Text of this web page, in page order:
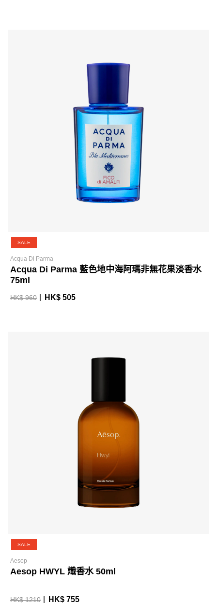
SALE
Acqua Di Parma
Acqua Di Parma 藍色地中海阿瑪非無花果淡香水
75ml
HK$ 960 HK$ 505
SALE
Aesop
Aesop HWYL 熾香水 50ml
HK$ 1210 HK$ 755